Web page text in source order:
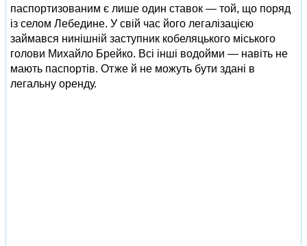
паспортизованим є лише один ставок — той, що поряд
із селом Лебедине. У свій час його легалізацією
займався нинішній заступник кобеляцького міського
голови Михайло Брейко. Всі інші водойми — навіть не
мають паспортів. Отже й не можуть бути здані в
легальну оренду.